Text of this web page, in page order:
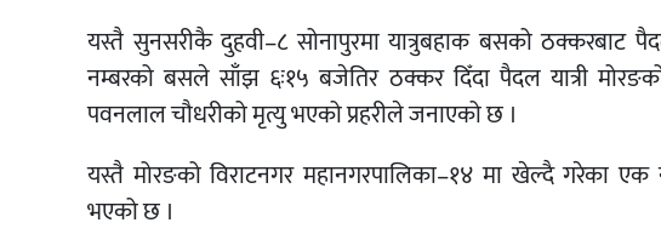
यस्तै सुनसरीकै दुहवी–८ सोनापुरमा यात्रुबहाक बसको ठक्करबाट
नम्बरको बसले साँझ ६ः१५ बजेतिर ठक्कर दिँदा पैदल यात्री
पवनलाल चौधरीको मृत्यु भएको प्रहरीले जनाएको छ ।
यस्तै मोरङको विराटनगर महानगरपालिका–१४ मा खेल्दै गरेका
भएको छ ।